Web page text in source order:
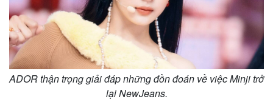
Thế giới
Quan sát
Cuộc sống đó đây
Hồ sơ
Multimedia
Video
Ảnh
E-Magazine
Infographic
ADOR thận trọng giải đáp những đồn đoán về việc Minji trở
lại NewJeans.